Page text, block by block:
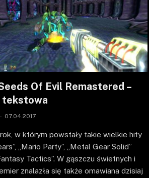
Of Evil Remastered –
tekstowa
07.04.2017
w którym powstały takie wielkie hity
„Mario Party”, „Metal Gear Solid”
Tactics”. W gąszczu świetnych i
znalazła się także omawiana dzisiaj